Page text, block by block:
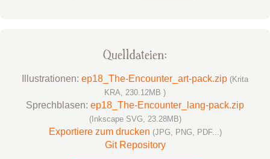
Quelldateien:
Illustrationen: ep18_The-Encounter_art-pack.zip (Krita
KRA, 230.12MB )
Sprechblasen: ep18_The-Encounter_lang-pack.zip
(Inkscape SVG, 23.28MB)
Exportiere zum drucken (JPG, PNG, PDF...)
Git Repository